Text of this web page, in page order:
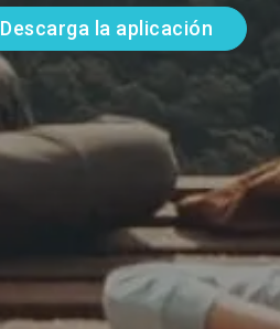
Descarga la aplicación